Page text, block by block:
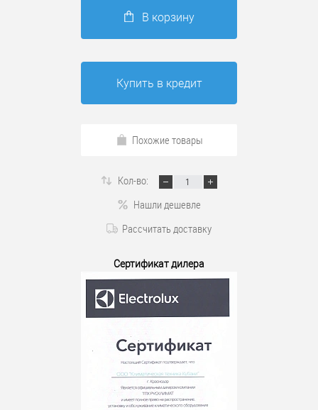
В корзину
Купить в кредит
Похожие товары
Кол-во:
Нашли дешевле
Рассчитать доставку
Сертификат дилера